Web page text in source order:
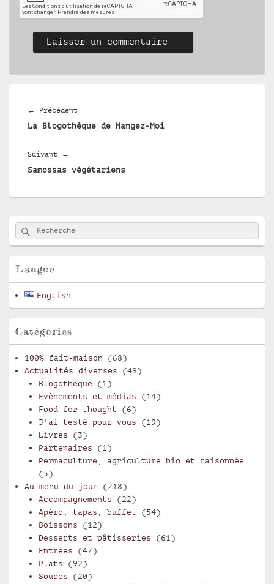
l’article
← PrécédentArticle
précédent :
La Blogothèque de Mangez-Moi
Suivant →
suivant :
Samossas végétariens
Zone
principale
de
pour
latérale
Recherche :
Rechercher
Langue
English
Catégories
100% fait-maison (68)
Actualités diverses (49)
Blogothèque (1)
Evènements et médias (14)
Food for thought (6)
J'ai testé pour vous (19)
Livres (3)
Partenaires (1)
Permaculture, agriculture bio et raisonnée
(5)
Au menu du jour (218)
Accompagnements (22)
Apéro, tapas, buffet (54)
Boissons (12)
Desserts et pâtisseries (61)
Entrées (47)
Plats (92)
Soupes (20)